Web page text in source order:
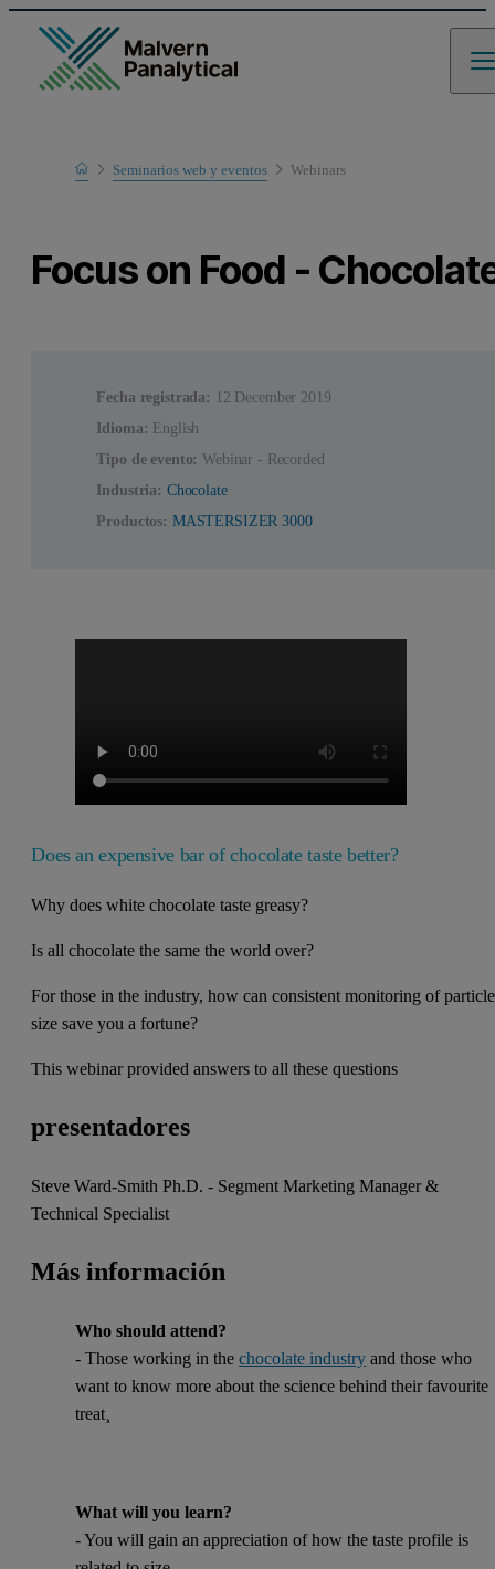
Home
Learn
Seminarios web y eventos Webinars
Focus on Food -
Fecha registrada: 12 December 2019
Idioma: English
Tipo de evento: Webinar - Recorded
Industria: Chocolate
Productos: MASTERSIZER 3000
Does an expensive bar of chocolate taste better?
Why does white chocolate taste greasy?
Is all chocolate the same the world over?
For those in the industry, how can consistent monitoring of particle
size save you a fortune?
This webinar provided answers to all these questions
presentadores
Steve Ward-Smith Ph.D. - Segment Marketing Manager &
Technical Specialist
Más información
Who should attend?
- Those working in thechocolate industry and those who
want to know more about the science behind their favourite
treat¸
What will you learn?
- You will gain an appreciation of how the taste profile is